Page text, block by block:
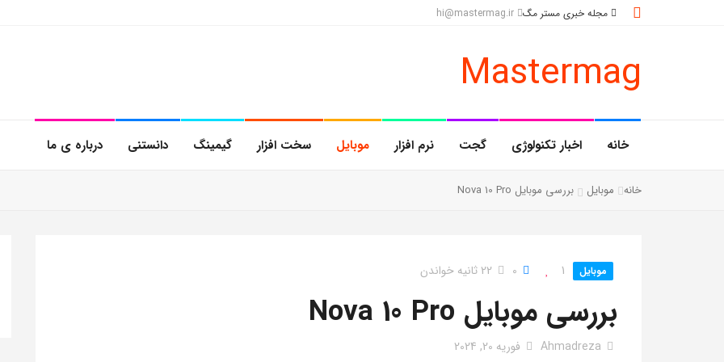
مجله خبری مستر مگ
Mastermag
خانه اخبار تکنولوژی گجت نرم افزار موبایل سخت افزار گیمینگ دانستنی درباره ی ما
خانه موبایل بررسی موبایل Nova 10 Pro
موبایل 1
0 22 ثانیه خواندن
بررسی موبایل Nova 10 Pro
Ahmadreza فوریه 20, 2024